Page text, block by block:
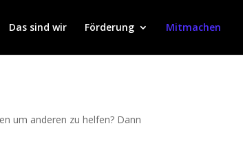
Das sind wir Förderung Mitmachen
um anderen zu helfen? Dann